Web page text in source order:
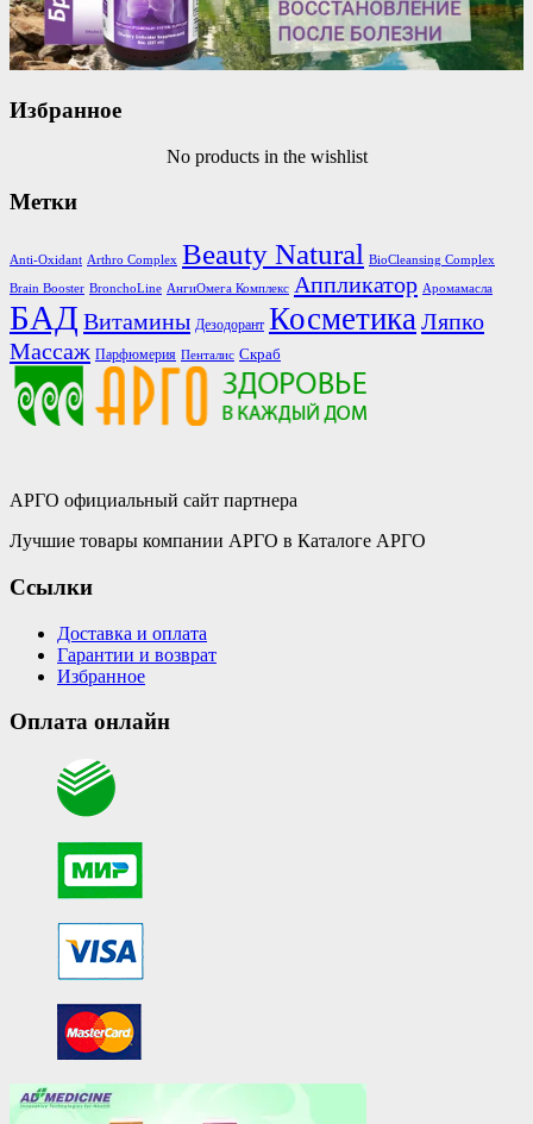
Избранное
No products in the wishlist
Метки
Anti-Oxidant Arthro Complex Beauty Natural BioCleansing Complex
Brain Booster BronchoLine АнгиОмега Комплекс Аппликатор Аромамасла
БАД Витамины Дезодорант КосметикаЛяпко
Массаж Парфюмерия Пенталис Скраб
АРГО официальный сайт партнера
Лучшие товары компании АРГО в Каталоге АРГО
Ссылки
Доставка и оплата
Гарантии и возврат
Избранное
Оплата онлайн